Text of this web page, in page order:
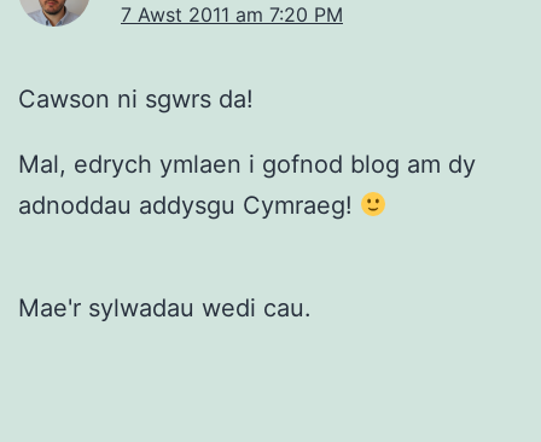
7 Awst 2011 am 7:20 PM
Cawson ni sgwrs da!
Mal, edrych ymlaen i gofnod blog am dy
adnoddau addysgu Cymraeg!
Mae'r sylwadau wedi cau.